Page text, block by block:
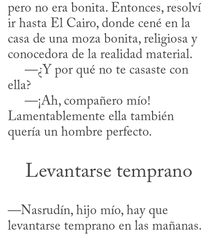
pero no era bonita. Entonces, resolví
ir hasta El Cairo, donde cené en la
casa de una moza bonita, religiosa y
conocedora de la realidad material.
ella?
Lamentablemente ella también
quería un hombre perfecto.
Levantarse temprano
—Nasrudín, hijo mío, hay que
levantarse temprano en las mañanas.